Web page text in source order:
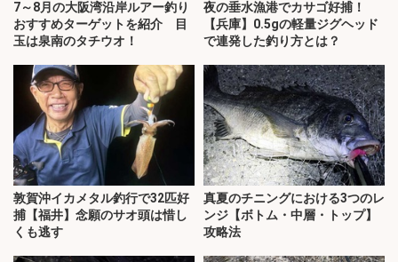
7～8月の大阪湾沿岸ルアー釣り
おすすめターゲットを紹介 目
玉は泉南のタチウオ！
夜の垂水漁港でカサゴ好捕！
【兵庫】0.5gの軽量ジグヘッド
で連発した釣り方とは？
敦賀沖イカメタル釣行で32匹好
捕【福井】念願のサオ頭は惜し
くも逃す
真夏のチニングにおける3つのレ
ンジ【ボトム・中層・トップ】
攻略法